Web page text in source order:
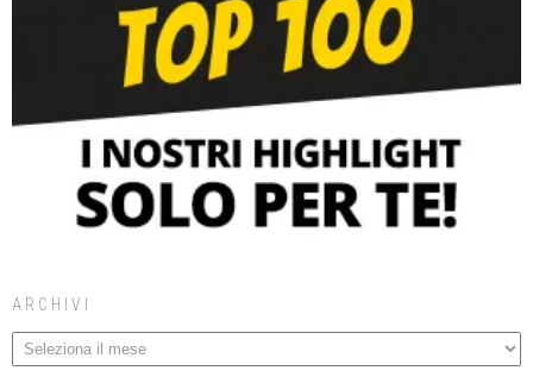
ARCHIVI